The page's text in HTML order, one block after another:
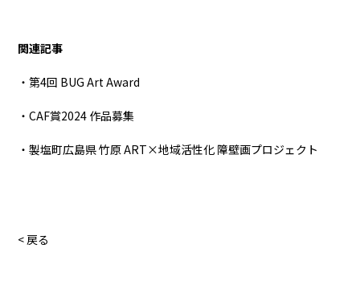
関連記事
・第4回 BUG Art Award
・CAF賞2024 作品募集
・製塩町広島県 竹原 ART×地域活性化 障壁画プロジェクト
< 戻る